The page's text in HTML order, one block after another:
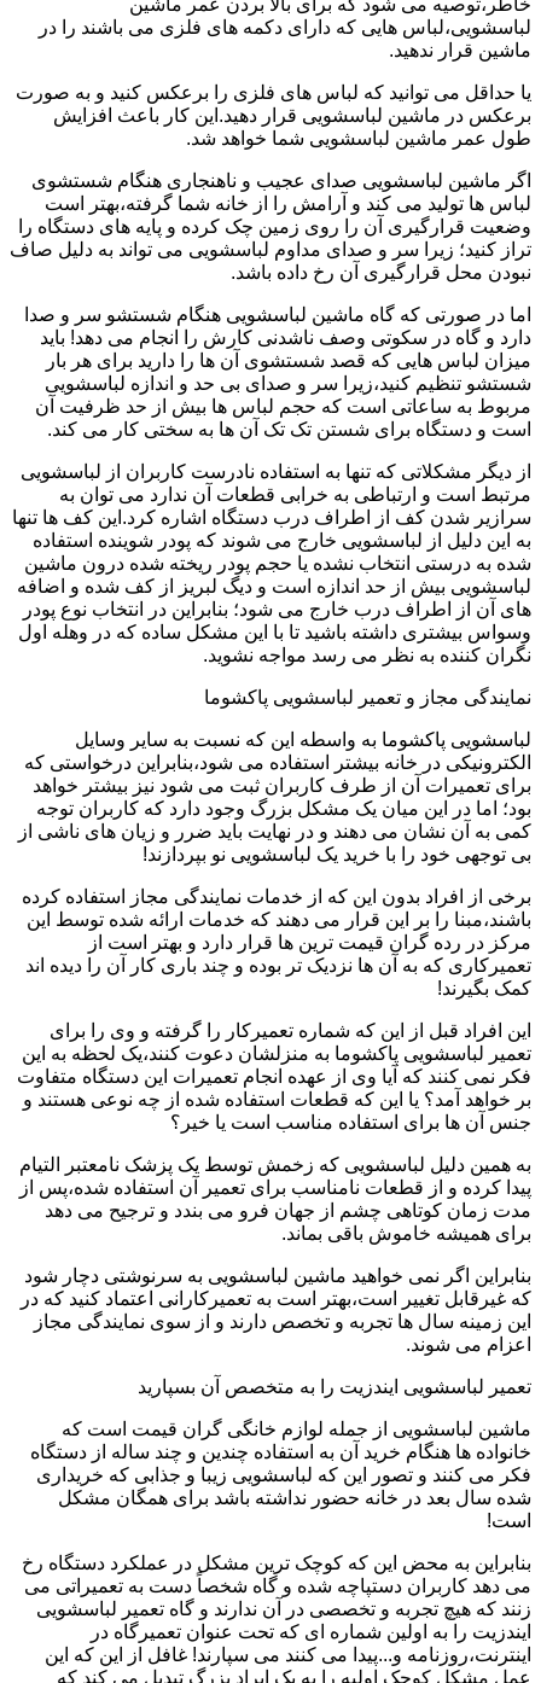
لباسشویی،لباس هایی که دارای دکمه های فلزی می باشند را در
ماشین قرار ندهید.
یا حداقل می توانید که لباس های فلزی را برعکس کنید و به صورت
برعکس در ماشین لباسشویی قرار دهید.این کار باعث افزایش
طول عمر ماشین لباسشویی شما خواهد شد.
اگر ماشین لباسشویی صدای عجیب و ناهنجاری هنگام شستشوی
لباس ها تولید می کند و آرامش را از خانه شما گرفته،بهتر است
وضعیت قرارگیری آن را روی زمین چک کرده و پایه های دستگاه را
تراز کنید؛ زیرا سر و صدای مداوم لباسشویی می تواند به دلیل صاف
نبودن محل قرارگیری آن رخ داده باشد.
اما در صورتی که گاه ماشین لباسشویی هنگام شستشو سر و صدا
دارد و گاه در سکوتی وصف ناشدنی کارش را انجام می دهد! باید
میزان لباس هایی که قصد شستشوی آن ها را دارید برای هر بار
شستشو تنظیم کنید،زیرا سر و صدای بی حد و اندازه لباسشویی
مربوط به ساعاتی است که حجم لباس ها بیش از حد ظرفیت آن
است و دستگاه برای شستن تک تک آن ها به سختی کار می کند.
از دیگر مشکلاتی که تنها به استفاده نادرست کاربران از لباسشویی
مرتبط است و ارتباطی به خرابی قطعات آن ندارد می توان به
سرازیر شدن کف از اطراف درب دستگاه اشاره کرد.این کف ها تنها
به این دلیل از لباسشویی خارج می شوند که پودر شوینده استفاده
شده به درستی انتخاب نشده یا حجم پودر ریخته شده درون ماشین
لباسشویی بیش از حد اندازه است و دیگ لبریز از کف شده و اضافه
های آن از اطراف درب خارج می شود؛ بنابراین در انتخاب نوع پودر
وسواس بیشتری داشته باشید تا با این مشکل ساده که در وهله اول
نگران کننده به نظر می رسد مواجه نشوید.
نمایندگی مجاز و تعمیر لباسشویی پاکشوما
لباسشویی پاکشوما به واسطه این که نسبت به سایر وسایل
الکترونیکی در خانه بیشتر استفاده می شود،بنابراین درخواستی که
برای تعمیرات آن از طرف کاربران ثبت می شود نیز بیشتر خواهد
بود؛ اما در این میان یک مشکل بزرگ وجود دارد که کاربران توجه
کمی به آن نشان می دهند و در نهایت باید ضرر و زیان های ناشی از
بی توجهی خود را با خرید یک لباسشویی نو بپردازند!
برخی از افراد بدون این که از خدمات نمایندگی مجاز استفاده کرده
باشند،مبنا را بر این قرار می دهند که خدمات ارائه شده توسط این
مرکز در رده گران قیمت ترین ها قرار دارد و بهتر است از
تعمیرکاری که به آن ها نزدیک تر بوده و چند باری کار آن را دیده اند
کمک بگیرند!
این افراد قبل از این که شماره تعمیرکار را گرفته و وی را برای
تعمیر لباسشویی پاکشوما به منزلشان دعوت کنند،یک لحظه به این
فکر نمی کنند که آیا وی از عهده انجام تعمیرات این دستگاه متفاوت
بر خواهد آمد؟ یا این که قطعات استفاده شده از چه نوعی هستند و
جنس آن ها برای استفاده مناسب است یا خیر؟
به همین دلیل لباسشویی که زخمش توسط یک پزشک نامعتبر التیام
پیدا کرده و از قطعات نامناسب برای تعمیر آن استفاده شده،پس از
مدت زمان کوتاهی چشم از جهان فرو می بندد و ترجیح می دهد
برای همیشه خاموش باقی بماند.
بنابراین اگر نمی خواهید ماشین لباسشویی به سرنوشتی دچار شود
که غیرقابل تغییر است،بهتر است به تعمیرکارانی اعتماد کنید که در
این زمینه سال ها تجربه و تخصص دارند و از سوی نمایندگی مجاز
اعزام می شوند.
تعمیر لباسشویی ایندزیت را به متخصص آن بسپارید
ماشین لباسشویی از جمله لوازم خانگی گران قیمت است که
خانواده ها هنگام خرید آن به استفاده چندین و چند ساله از دستگاه
فکر می کنند و تصور این که لباسشویی زیبا و جذابی که خریداری
شده سال بعد در خانه حضور نداشته باشد برای همگان مشکل
است!
بنابراین به محض این که کوچک ترین مشکل در عملکرد دستگاه رخ
می دهد کاربران دستپاچه شده و گاه شخصاً دست به تعمیراتی می
زنند که هیچ تجربه و تخصصی در آن ندارند و گاه تعمیر لباسشویی
ایندزیت را به اولین شماره ای که تحت عنوان تعمیرگاه در
اینترنت،روزنامه و...پیدا می کنند می سپارند! غافل از این که این
عمل مشکل کوچک اولیه را به یک ایراد بزرگ تبدیل می کند که